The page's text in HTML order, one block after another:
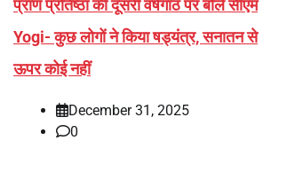
प्राण प्रतिष्ठा की दूसरी वर्षगांठ पर बोले सीएम
Yogi- कुछ लोगों ने किया षड्यंत्र, सनातन से
ऊपर कोई नहीं
December 31, 2025
0